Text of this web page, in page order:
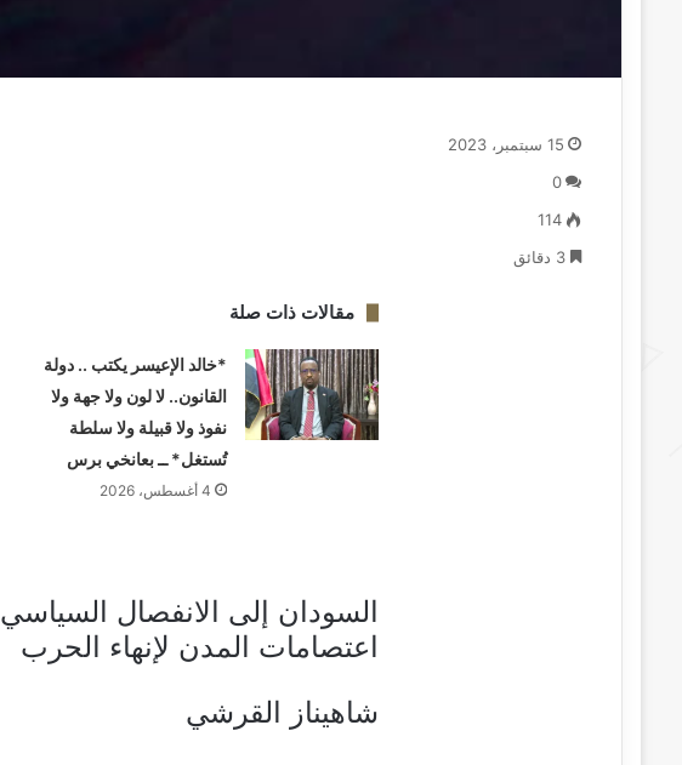
مقالات ذات صلة
*خالد الإعيسر يكتب .. دولة
القانون.. لا لون ولا جهة ولا
نفوذ ولا قبيلة ولا سلطة
تُستغل* ــ بعانخي برس
4 أغسطس، 2026
السودان إلى الانفصال السياسي
اعتصامات المدن لإنهاء الحرب
شاهيناز القرشي
15 سبتمبر، 2023
0
114
3 دقائق